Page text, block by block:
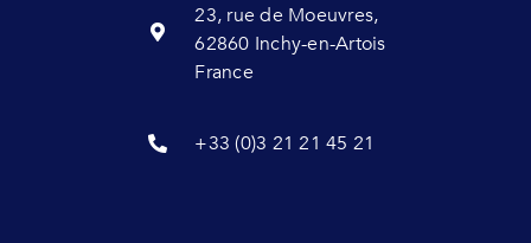
23, rue de Moeuvres,
62860 Inchy-en-Artois
France
+33 (0)3 21 21 45 21